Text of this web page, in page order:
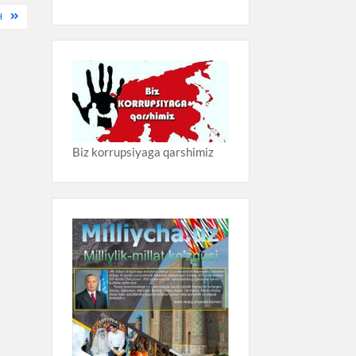
Biz korrupsiyaga qarshimiz